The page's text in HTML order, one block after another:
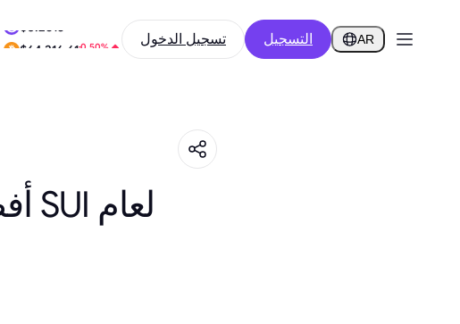
تسجيل الدخول التسجيل AR